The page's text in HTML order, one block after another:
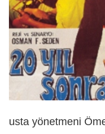
usta yönetmeni